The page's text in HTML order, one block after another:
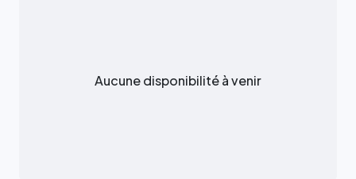
Aucune disponibilité à venir